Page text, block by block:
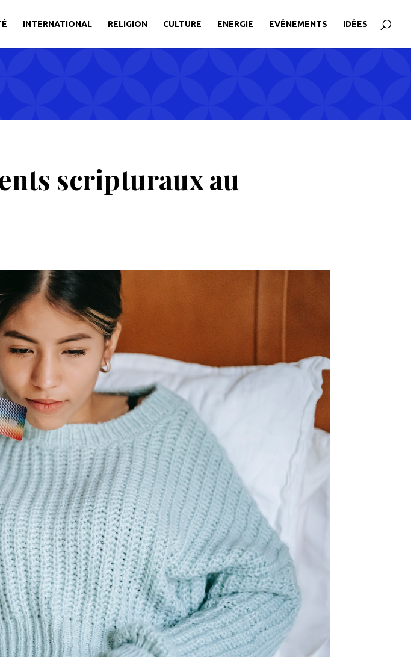
INTERNATIONAL RELIGION CULTURE ENERGIE EVÉNEMENTS IDÉES
scripturaux au